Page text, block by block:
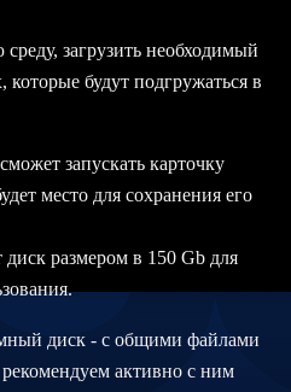
загрузить необходимый
будут подгружаться в
запускать карточку
место для сохранения его
диск размером в 150 Gb для
диск - с общими файлами
активно с ним